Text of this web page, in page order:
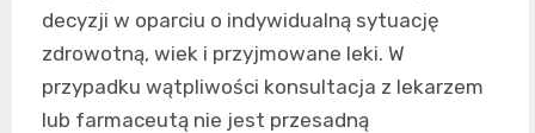
decyzji w oparciu o indywidualną sytuację
zdrowotną, wiek i przyjmowane leki. W
przypadku wątpliwości konsultacja z lekarzem
lub farmaceutą nie jest przesadną